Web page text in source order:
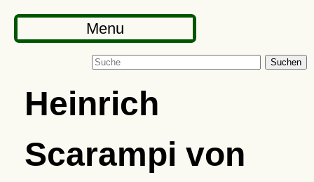
Menu
Suchen
Heinrich
Scarampi von